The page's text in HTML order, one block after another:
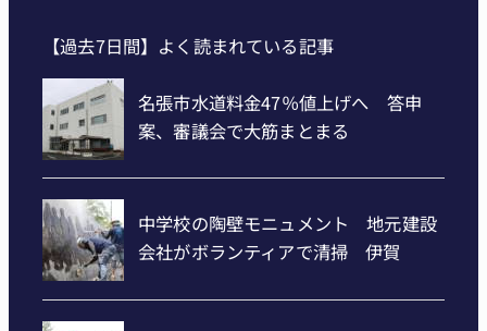
【過去7日間】よく読まれている記事